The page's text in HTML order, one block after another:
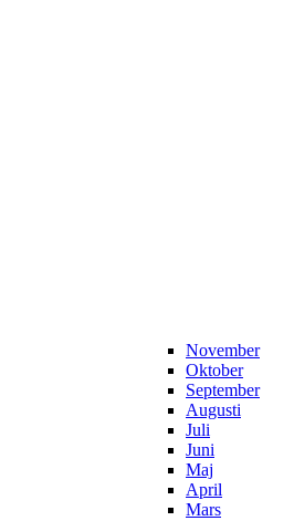
November
Oktober
September
Augusti
Juli
Juni
Maj
April
Mars